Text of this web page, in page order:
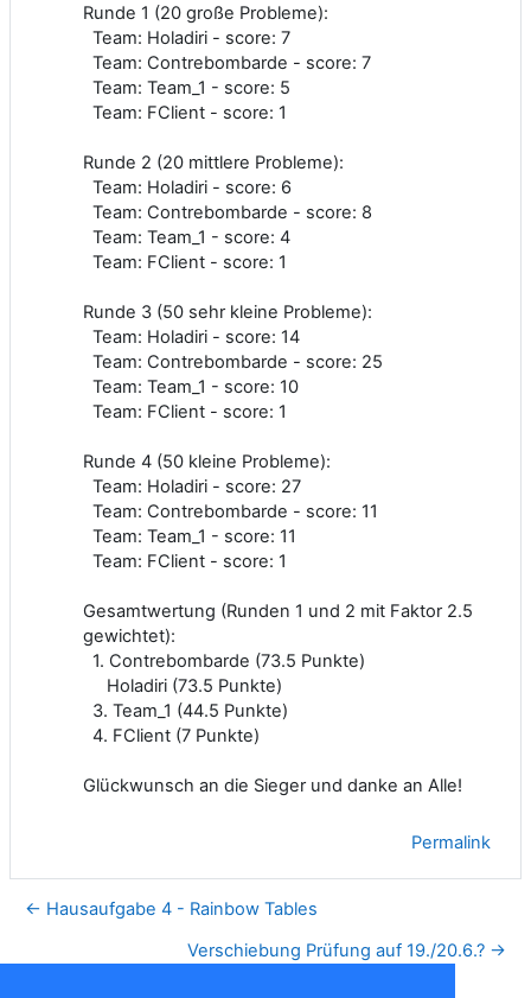
Runde 1 (20 große Probleme):
Team: Holadiri - score: 7
Team: Contrebombarde - score: 7
Team: Team_1 - score: 5
Team: FClient - score: 1
Runde 2 (20 mittlere Probleme):
Team: Holadiri - score: 6
Team: Contrebombarde - score: 8
Team: Team_1 - score: 4
Team: FClient - score: 1
Runde 3 (50 sehr kleine Probleme):
Team: Holadiri - score: 14
Team: Contrebombarde - score: 25
Team: Team_1 - score: 10
Team: FClient - score: 1
Runde 4 (50 kleine Probleme):
Team: Holadiri - score: 27
Team: Contrebombarde - score: 11
Team: Team_1 - score: 11
Team: FClient - score: 1
Gesamtwertung (Runden 1 und 2 mit Faktor 2.5
gewichtet):
1. Contrebombarde (73.5 Punkte)
Holadiri (73.5 Punkte)
3. Team_1 (44.5 Punkte)
4. FClient (7 Punkte)
Glückwunsch an die Sieger und danke an Alle!
Permalink
← Hausaufgabe 4 - Rainbow Tables
Verschiebung Prüfung auf 19./20.6.? →